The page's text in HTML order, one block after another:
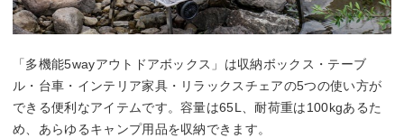
「多機能5wayアウトドアボックス」は収納ボックス・テーブ
ル・台車・インテリア家具・リラックスチェアの5つの使い方が
できる便利なアイテムです。容量は65L、耐荷重は100kgあるた
め、あらゆるキャンプ用品を収納できます。